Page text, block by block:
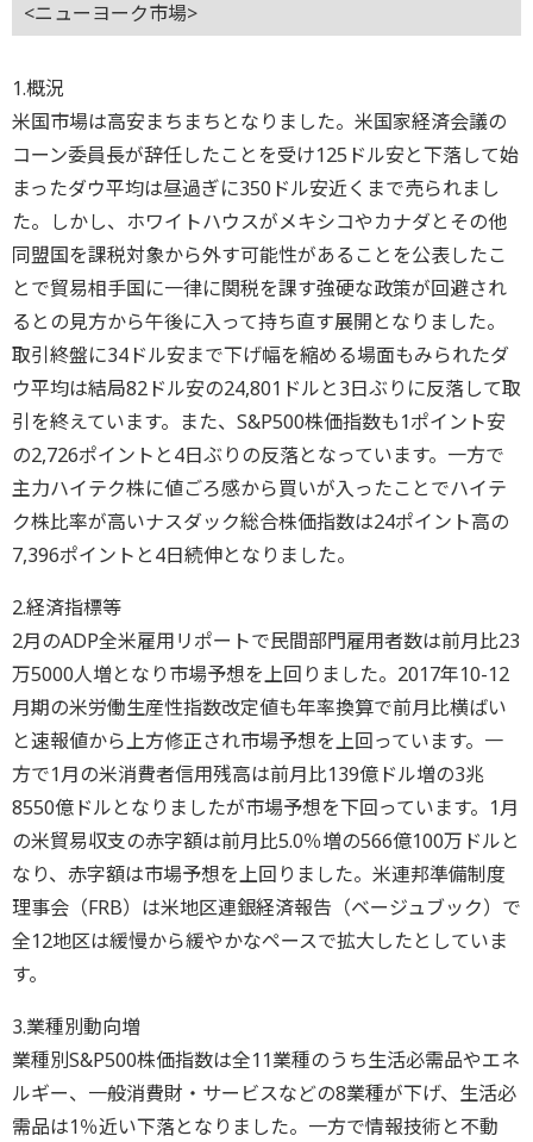
<ニューヨーク市場>
1.概況
米国市場は高安まちまちとなりました。米国家経済会議の
コーン委員長が辞任したことを受け125ドル安と下落して始
まったダウ平均は昼過ぎに350ドル安近くまで売られまし
た。しかし、ホワイトハウスがメキシコやカナダとその他
同盟国を課税対象から外す可能性があることを公表したこ
とで貿易相手国に一律に関税を課す強硬な政策が回避され
るとの見方から午後に入って持ち直す展開となりました。
取引終盤に34ドル安まで下げ幅を縮める場面もみられたダ
ウ平均は結局82ドル安の24,801ドルと3日ぶりに反落して取
引を終えています。また、S&P500株価指数も1ポイント安
の2,726ポイントと4日ぶりの反落となっています。一方で
主力ハイテク株に値ごろ感から買いが入ったことでハイテ
ク株比率が高いナスダック総合株価指数は24ポイント高の
7,396ポイントと4日続伸となりました。
2.経済指標等
2月のADP全米雇用リポートで民間部門雇用者数は前月比23
万5000人増となり市場予想を上回りました。2017年10-12
月期の米労働生産性指数改定値も年率換算で前月比横ばい
と速報値から上方修正され市場予想を上回っています。一
方で1月の米消費者信用残高は前月比139億ドル増の3兆
8550億ドルとなりましたが市場予想を下回っています。1月
の米貿易収支の赤字額は前月比5.0％増の566億100万ドルと
なり、赤字額は市場予想を上回りました。米連邦準備制度
理事会（FRB）は米地区連銀経済報告（ベージュブック）で
全12地区は緩慢から緩やかなペースで拡大したとしていま
す。
3.業種別動向増
業種別S&P500株価指数は全11業種のうち生活必需品やエネ
ルギー、一般消費財・サービスなどの8業種が下げ、生活必
需品は1％近い下落となりました。一方で情報技術と不動